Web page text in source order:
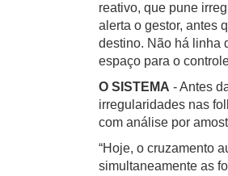
reativo, que pune
alerta o gestor, antes
destino. Não há linha
espaço para o
O SISTEMA - Antes
irregularidades nas
com análise por
“Hoje, o cruzamento
simultaneamente as